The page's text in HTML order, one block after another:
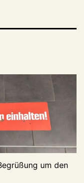
um den